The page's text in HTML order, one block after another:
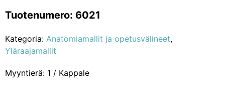
Tuotenumero: 6021
Kategoria: Anatomiamallit ja opetusvälineet,
Yläraajamallit
Myyntierä: 1 / Kappale